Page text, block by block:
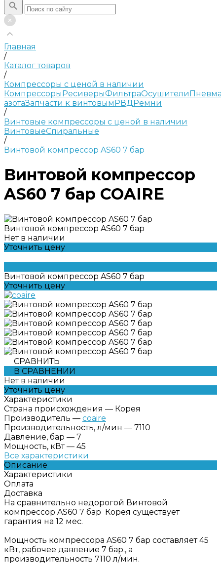
Главная
/
Каталог товаров
/
Компрессоры с ценой в наличии
КомпрессорыРесиверыФильтраОсушители
азотаЗапчасти к винтовымРВДРемни
/
Винтовые компрессоры с ценой в наличии
ВинтовыеСпиральные
/
Винтовой компрессор AS60 7 бар
Винтовой компрессор
AS60 7 бар COAIRE
Винтовой компрессор AS60 7 бар
Нет в наличии
Уточнить цену
Винтовой компрессор AS60 7 бар
Уточнить цену
СРАВНИТЬ
В СРАВНЕНИИ
Нет в наличии
Уточнить цену
Характеристики
Страна происхождения — Корея
Производитель — coaire
Производительность, л/мин — 7110
Давление, бар — 7
Мощность, кВт — 45
Все характеристики
Описание
Характеристики
Оплата
Доставка
На сравнительно недорогой Винтовой
компрессор AS60 7 бар Корея существует
гарантия на 12 мес.
Мощность компрессора AS60 7 бар составляет 45
кВт, рабочее давление 7 бар., а
производительность 7110 л/мин.